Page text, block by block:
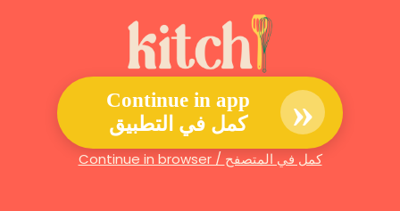
Continue in app
كمل في التطبيق
»
Continue in browser / كمل في المتصفح